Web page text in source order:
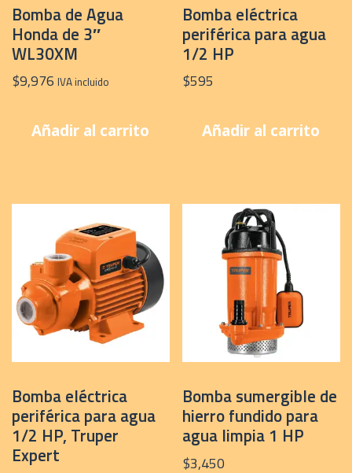
Bomba de Agua
Honda de 3″
WL30XM
$9,976 IVA incluido
Añadir al carrito
Bomba eléctrica
periférica para agua
1/2 HP
$595
Añadir al carrito
Bomba eléctrica
periférica para agua
1/2 HP, Truper
Expert
Bomba sumergible de
hierro fundido para
agua limpia 1 HP
$3,450